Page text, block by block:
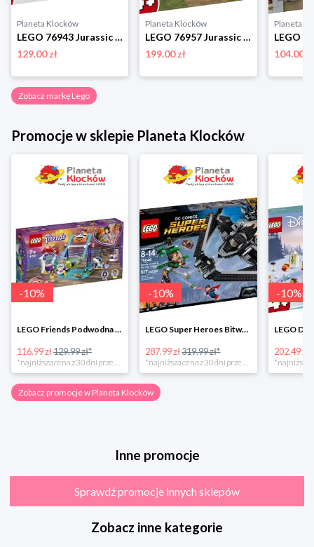
Planeta Klocków
LEGO 76943 Jurassic World Pościg za pteranodonem Lego
129.00 zł
Planeta Klocków
LEGO 76957 Jurassic World Ucieczka welociraptora Lego
199.00 zł
Planeta
104.00 zł
Zobacz markę Lego
Promocje w sklepie Planeta Klocków
-10%
LEGO Friends Podwodna Frajda w super cenie
116.99 zł129.99 zł*
-10%
LEGO Super Heroes Bitwa powietrzna w super cenie
287.99 zł319.99 zł*
-10%
202.49 zł
Zobacz promocje w Planeta Klocków
Inne promocje
Sprawdź promocje innych sklepów
Zobacz inne kategorie